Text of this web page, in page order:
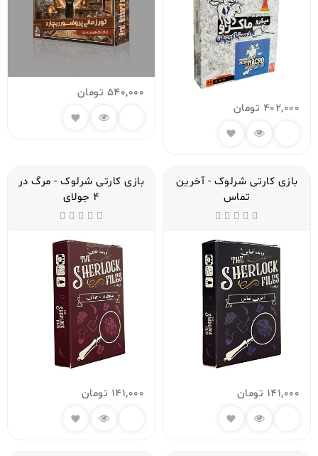
402,000 تومان
540,000 تومان
بازی کارتی شرلوک - آخرین
تماس
141,000 تومان
بازی کارتی شرلوک - مرگ در
4 جولای
141,000 تومان